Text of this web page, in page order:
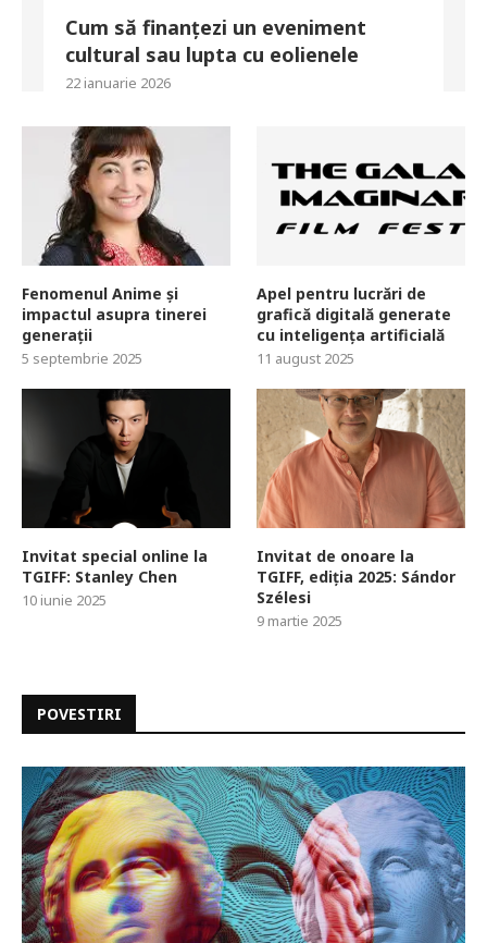
Cum să finanțezi un eveniment
cultural sau lupta cu eolienele
22 ianuarie 2026
Fenomenul Anime și
impactul asupra tinerei
generații
5 septembrie 2025
Apel pentru lucrări de
grafică digitală generate
cu inteligența artificială
11 august 2025
Invitat special online la
TGIFF: Stanley Chen
10 iunie 2025
Invitat de onoare la
TGIFF, ediția 2025: Sándor
Szélesi
9 martie 2025
POVESTIRI